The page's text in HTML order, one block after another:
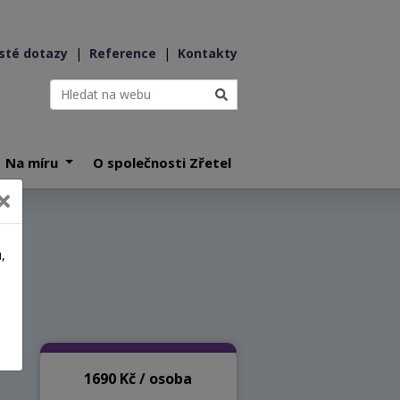
dotazy | Reference | Kontakty
Na míru O společnosti Zřetel
1690 Kč / osoba